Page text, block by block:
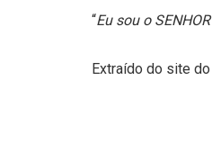
“Eu sou o
Extraído do site